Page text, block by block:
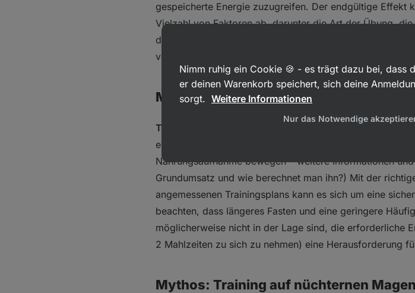
gespeicherte Energie zuzugreifen. Der endgültige Effekt
Vielzahl von Faktoren ab, darunter die Art der Übung,
die Körperzusammensetzung usw. Selbst wenn während
verwendet werden, wird sich dieser Effekt nicht im
Mythos: Nüchterntraining führt zum
Tatsache ist, dass
der Verlust von Muskelmasse beim
eintritt (vor allem dann nicht, wenn Sie sich innerhalb des
Nahrungsaufnahme bewegen – weitere Informationen
Grundumsatz und wie berechnet man ihn?) Mit der
angemessenen Trainingsplans kann es sich um eine
beachten, dass längeres Fasten und eine geringere
möglicherweise nicht in der Lage sind, die erforderliche
2 Mahlzeiten zu sich zu nehmen) eine Herausforderung
Mythos: Training auf nüchternen
Nimm ruhig ein Cookie 🍪 - es trägt dazu bei, dass
er deinen Warenkorb speichert, sich deine
sorgt. Weitere Informationen
Nur das Notwendige